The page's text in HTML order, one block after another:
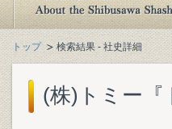
トップ 検索結果 - 社史詳細
(株)トミー『